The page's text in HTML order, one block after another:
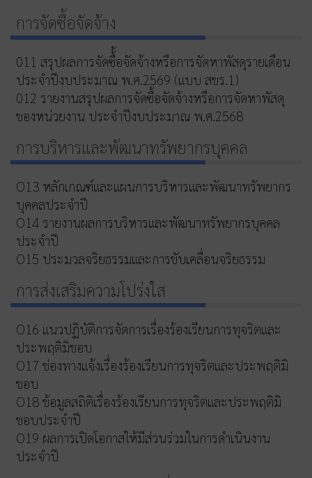
การจัดซื้อจัดจ้าง
011 สรุปผลการจัดซื้้อจัดจ้างหรือการจัดหาพัสดุรายเดือน
ประจำปีงบประมาณ พ.ศ.2569 (แบบ สขร.1)
012 รายงานสรุปผลการจัดซื้อจัดจ้างหรือการจัดหาพัสดุ
ของหน่วยงาน ประจำปีงบประมาณ พ.ศ.2568
การบริหารและพัฒนาทรัพยากรบุคคล
O13 หลักเกณฑ์และแผนการบริหารและพัฒนาทรัพยากร
บุคคลประจำปี
O14 รายงานผลการบริหารและพัฒนาทรัพยากรบุคคล
ประจำปี
O15 ประมวลจริยธรรมและการขับเคลื่อนจริยธรรม
การส่งเสริมความโปร่งใส
O16 แนวปฏิบัติการจัดการเรื่องร้องเรียนการทุจริตและ
ประพฤติมิชอบ
O17 ช่องทางแจ้งเรื่องร้องเรียนการทุจริตและประพฤติมิ
ชอบ
O18 ข้อมูลสถิติเรื่องร้องเรียนการทุจริตและประพฤติมิ
ชอบประจำปี
O19 ผลการเปิดโอกาสให้มีส่วนร่วมในการดำเนินงาน
ประจำปี